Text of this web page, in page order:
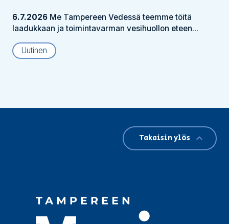
6.7.2026 Me Tampereen Vedessä teemme töitä
laadukkaan ja toimintavarman vesihuollon eteen...
Uutinen
Takaisin ylös